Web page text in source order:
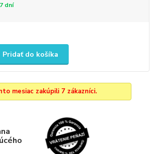
dní
Pridať do košíka
mesiac zakúpili 7 zákazníci.